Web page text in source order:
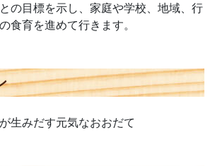
の目標を示し、家庭や学校、地域、行
食育を進めて行きます。
生みだす元気なおおだて